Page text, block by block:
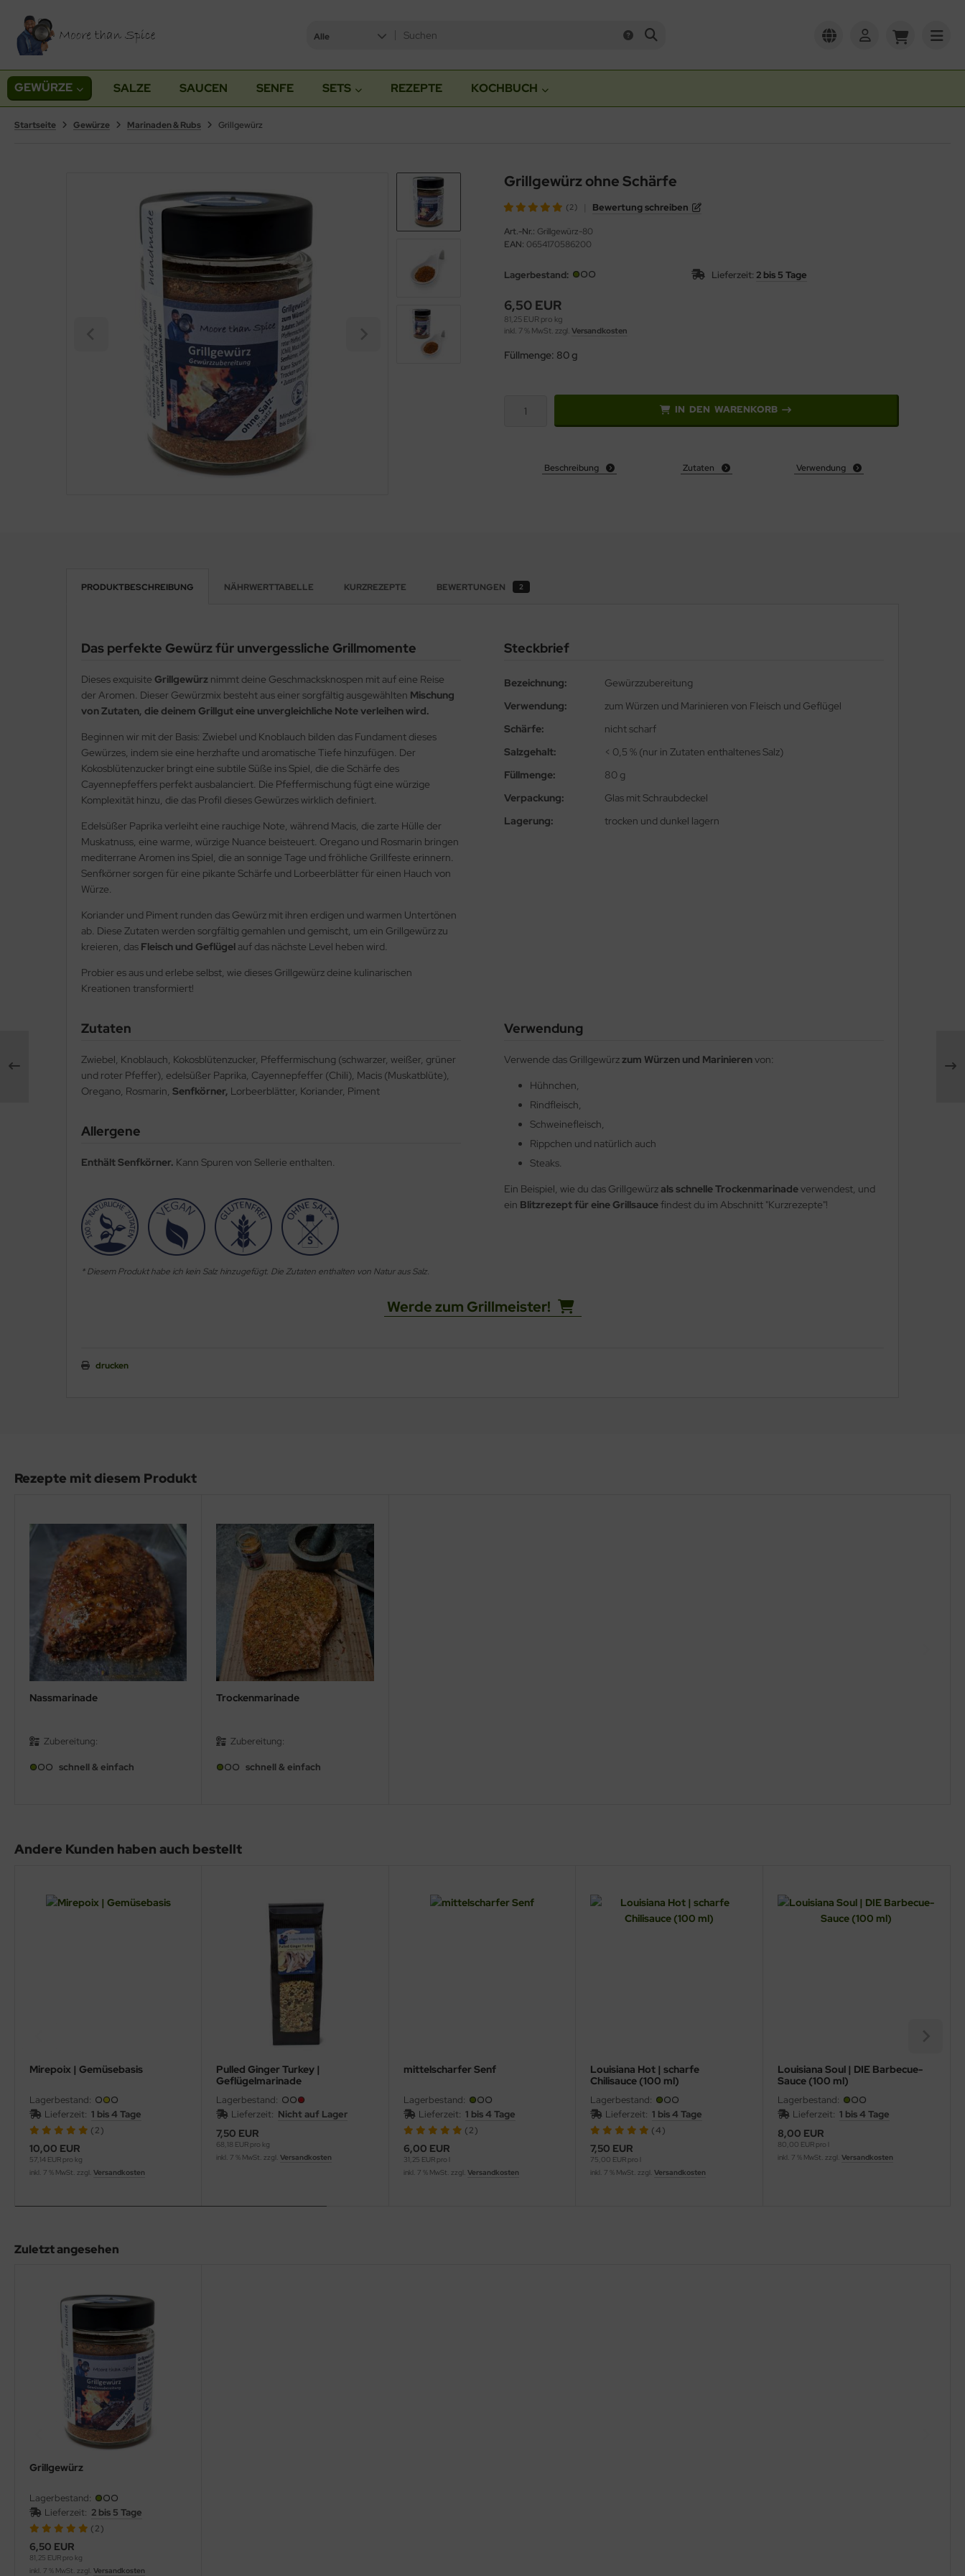
Alle
GEWÜRZE SALZE SAUCEN SENFE SETS REZEPTE KOCHBUCH
Startseite Gewürze Marinaden & Rubs Grillgewürz
Grillgewürz ohne Schärfe
(2) Bewertung schreiben
Art.-Nr.: Grillgewürz-80
EAN: 0654170586200
Lagerbestand: Lieferzeit: 2 bis 5 Tage
6,50 EUR
81,25 EUR pro kg
inkl. 7 % MwSt. zzgl. Versandkosten
Füllmenge: 80 g
IN DEN WARENKORB
Beschreibung Zutaten Verwendung
PRODUKTBESCHREIBUNG NÄHRWERTTABELLE KURZREZEPTE BEWERTUNGEN 2
Das perfekte Gewürz für unvergessliche Grillmomente
Dieses exquisite Grillgewürz nimmt deine Geschmacksknospen mit auf eine Reise
der Aromen. Dieser Gewürzmix besteht aus einer sorgfältig ausgewählten Mischung
von Zutaten, die deinem Grillgut eine unvergleichliche Note verleihen wird.
Beginnen wir mit der Basis: Zwiebel und Knoblauch bilden das Fundament dieses
Gewürzes, indem sie eine herzhafte und aromatische Tiefe hinzufügen. Der
Kokosblütenzucker bringt eine subtile Süße ins Spiel, die die Schärfe des
Cayennepfeffers perfekt ausbalanciert. Die Pfeffermischung fügt eine würzige
Komplexität hinzu, die das Profil dieses Gewürzes wirklich definiert.
Edelsüßer Paprika verleiht eine rauchige Note, während Macis, die zarte Hülle der
Muskatnuss, eine warme, würzige Nuance beisteuert. Oregano und Rosmarin bringen
mediterrane Aromen ins Spiel, die an sonnige Tage und fröhliche Grillfeste erinnern.
Senfkörner sorgen für eine pikante Schärfe und Lorbeerblätter für einen Hauch von
Würze.
Koriander und Piment runden das Gewürz mit ihren erdigen und warmen Untertönen
ab. Diese Zutaten werden sorgfältig gemahlen und gemischt, um ein Grillgewürz zu
kreieren, das Fleisch und Geflügel auf das nächste Level heben wird.
Probier es aus und erlebe selbst, wie dieses Grillgewürz deine kulinarischen
Kreationen transformiert!
Steckbrief
Bezeichnung:
Gewürzzubereitung
Verwendung:
zum Würzen und Marinieren von Fleisch und Geflügel
Schärfe:
nicht scharf
Salzgehalt:
< 0,5 % (nur in Zutaten enthaltenes Salz)
Füllmenge:
80 g
Verpackung:
Glas mit Schraubdeckel
Lagerung:
trocken und dunkel lagern
Zutaten
Zwiebel, Knoblauch, Kokosblütenzucker, Pfeffermischung (schwarzer, weißer, grüner
und roter Pfeffer), edelsüßer Paprika, Cayennepfeffer (Chili), Macis (Muskatblüte),
Oregano, Rosmarin, Senfkörner, Lorbeerblätter, Koriander, Piment
Allergene
Enthält Senfkörner. Kann Spuren von Sellerie enthalten.
* Diesem Produkt habe ich kein Salz hinzugefügt. Die Zutaten enthalten von Natur aus Salz.
Verwendung
Verwende das Grillgewürzzum Würzen und Marinierenvon:
Hühnchen,
Rindfleisch,
Schweinefleisch,
Rippchen und natürlich auch
Steaks.
Ein Beispiel, wie du das Grillgewürzals schnelle Trockenmarinadeverwendest, und
ein Blitzrezept für eine Grillsaucefindest du im Abschnitt "Kurzrezepte"!
Werde zum Grillmeister!
drucken
Rezepte mit diesem Produkt
Nassmarinade
Zubereitung:
schnell & einfach
Trockenmarinade
Zubereitung:
schnell & einfach
Andere Kunden haben auch bestellt
Mirepoix | Gemüsebasis
Lagerbestand:
Lieferzeit: 1 bis 4 Tage
(2)
10,00 EUR
57,14 EUR pro kg
inkl. 7 % MwSt. zzgl. Versandkosten
Pulled Ginger Turkey |
Geflügelmarinade
Lagerbestand:
Lieferzeit: Nicht auf Lager
7,50 EUR
68,18 EUR pro kg
inkl. 7 % MwSt. zzgl.Versandkosten
mittelscharfer Senf
Lagerbestand:
Lieferzeit: 1 bis 4 Tage
(2)
6,00 EUR
31,25 EUR pro l
inkl. 7 % MwSt. zzgl. Versandkosten
Louisiana Hot | scharfe
Chilisauce (100 ml)
Lagerbestand:
Lieferzeit:1 bis 4 Tage
(4)
7,50 EUR
75,00 EUR pro l
inkl. 7 % MwSt. zzgl.Versandkosten
Louisiana Soul | DIE Barbecue-
Sauce (100 ml)
Lagerbestand:
Lieferzeit: 1 bis 4 Tage
8,00 EUR
80,00 EUR pro l
inkl. 7 % MwSt. zzgl. Versandkosten
Zuletzt angesehen
Grillgewürz
Lagerbestand:
Lieferzeit: 2 bis 5 Tage
(2)
6,50 EUR
81,25 EUR pro kg
inkl. 7 % MwSt. zzgl. Versandkosten
ALLES ANZEIGEN AUS SETS
ALLES ANZEIGEN AUS KOCHBUCH